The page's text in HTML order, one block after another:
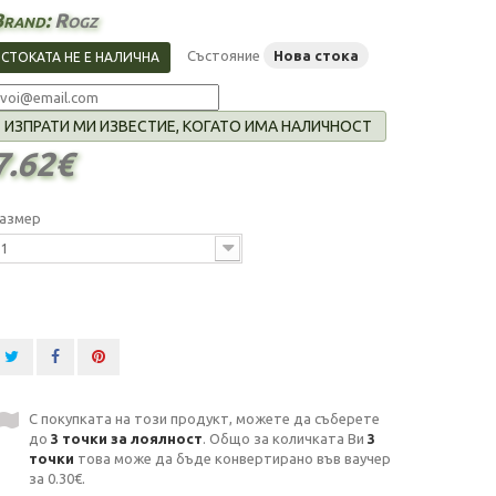
Rogz
СТОКАТА НЕ Е НАЛИЧНА Състояние Нова стока
ИЗПРАТИ МИ ИЗВЕСТИЕ, КОГАТО ИМА НАЛИЧНОСТ
1
С покупката на този продукт, можете да съберете
до 3 точки за лоялност. Общо за количката Ви 3
точки това може да бъде конвертирано във ваучер
за 0.30€.